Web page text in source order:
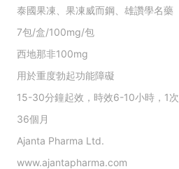
泰國果凍、果凍威而鋼、雄讚學名藥
7包/盒/100mg/包
西地那非100mg
用於重度勃起功能障礙
15-30分鐘起效，時效6-10小時，1
36個月
Ajanta Pharma Ltd.
www.ajantapharma.com